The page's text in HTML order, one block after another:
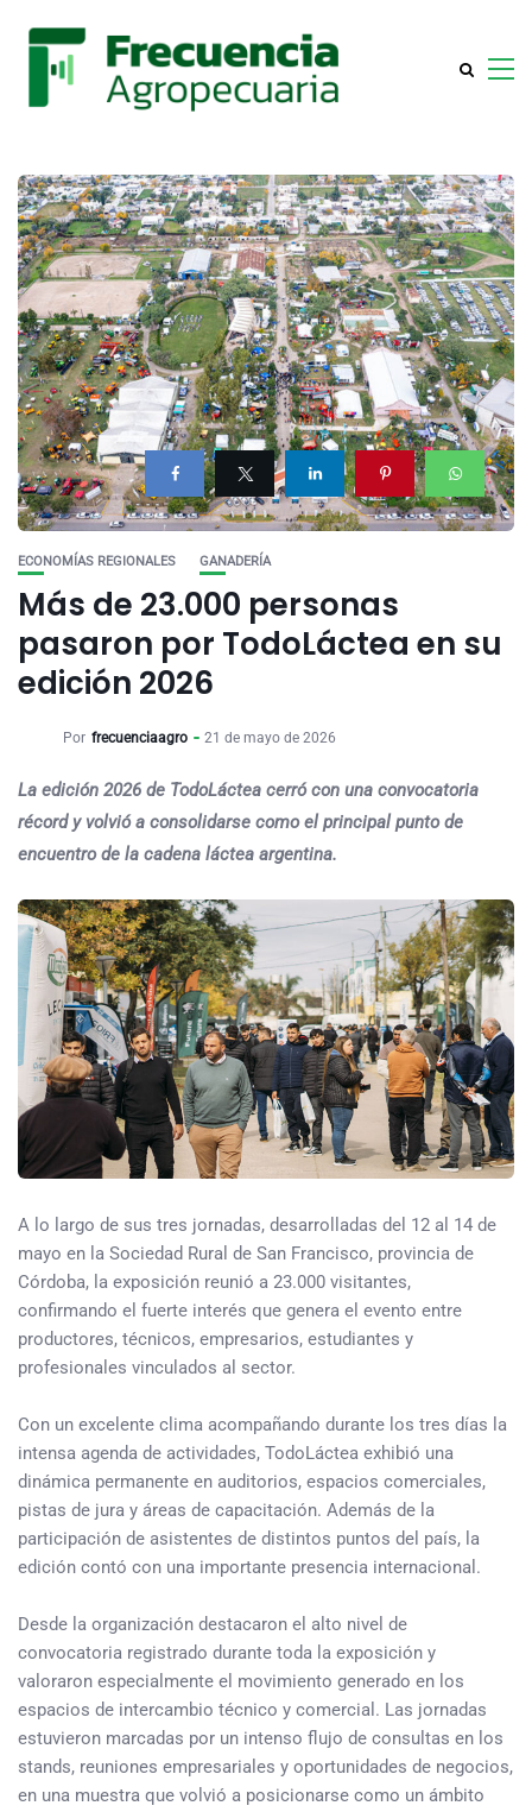
ECONOMÍAS REGIONALES GANADERÍA
Más de 23.000 personas
pasaron por TodoLáctea en su
edición 2026
Por frecuenciaagro 21 de mayo de 2026
La edición 2026 de TodoLáctea cerró con una convocatoria
récord y volvió a consolidarse como el principal punto de
encuentro de la cadena láctea argentina.
A lo largo de sus tres jornadas, desarrolladas del 12 al 14 de
mayo en la Sociedad Rural de San Francisco, provincia de
Córdoba, la exposición reunió a 23.000 visitantes,
confirmando el fuerte interés que genera el evento entre
productores, técnicos, empresarios, estudiantes y
profesionales vinculados al sector.
Con un excelente clima acompañando durante los tres días la
intensa agenda de actividades, TodoLáctea exhibió una
dinámica permanente en auditorios, espacios comerciales,
pistas de jura y áreas de capacitación. Además de la
participación de asistentes de distintos puntos del país, la
edición contó con una importante presencia internacional.
Desde la organización destacaron el alto nivel de
convocatoria registrado durante toda la exposición y
valoraron especialmente el movimiento generado en los
espacios de intercambio técnico y comercial. Las jornadas
estuvieron marcadas por un intenso flujo de consultas en los
stands, reuniones empresariales y oportunidades de negocios,
en una muestra que volvió a posicionarse como un ámbito